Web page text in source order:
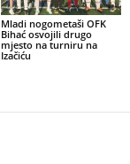
Mladi nogometaši OFK
Bihać osvojili drugo
mjesto na turniru na
Izačiću